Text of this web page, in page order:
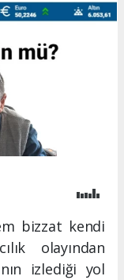
bizzat kendi
olayından
izlediği yol